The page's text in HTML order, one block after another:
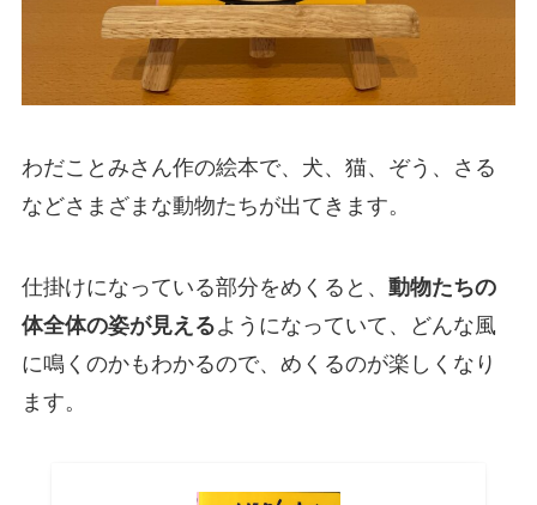
わだことみさん作の絵本で、犬、猫、ぞう、さる
などさまざまな動物たちが出てきます。
仕掛けになっている部分をめくると、 動物たちの
体全体の姿が見えるようになっていて、どんな風
に鳴くのかもわかるので、めくるのが楽しくなり
ます。